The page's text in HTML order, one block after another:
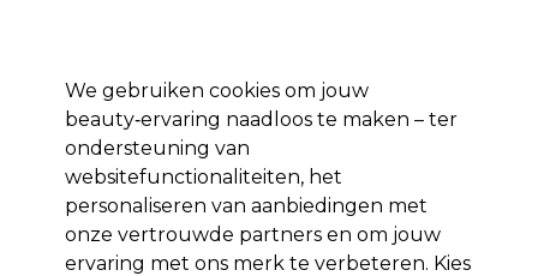
Aanmelden
Merken Deals 🌟 Haar Elektra Beauty
Volgende dag geleverd*
Na verzending, maandag t/m vrijdag
We gebruiken cookies om jouw
beauty‑ervaring naadloos te maken – ter
ondersteuning van
websitefunctionaliteiten, het
personaliseren van aanbiedingen met
onze vertrouwde partners en om jouw
ervaring met ons merk te verbeteren. Kies